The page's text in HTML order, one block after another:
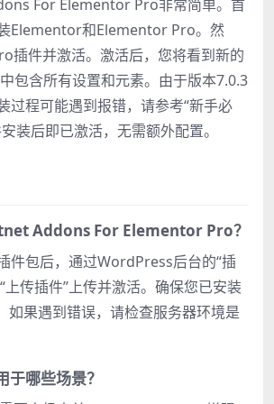
For Elementor Pro非常简单。首
Elementor和Elementor Pro。然
插件并激活。激活后，您将看到新的
包含所有设置和元素。由于版本7.0.3
过程可能遇到报错，请参考“新手必
装后即已激活，无需额外配置。
Addons For Elementor Pro？
件包后，通过WordPress后台的“插
上传插件”上传并激活。确保您已安装
果遇到错误，请检查服务器环境是
于哪些场景？